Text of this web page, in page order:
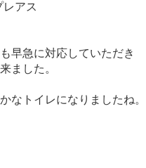
レアス
早急に対応していただき
ました。
なトイレになりましたね。